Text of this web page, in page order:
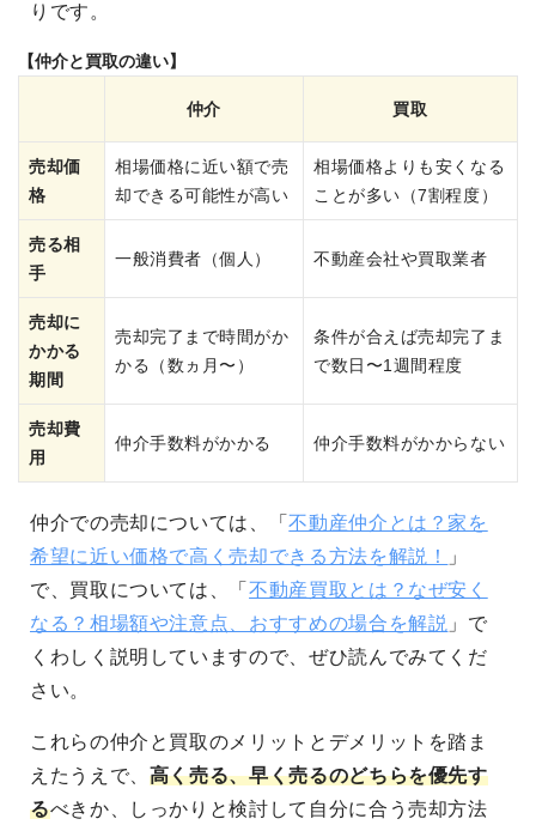
りです。
【仲介と買取の違い】
仲介 買取
売却価
格
相場価格に近い額で売
却できる可能性が高い
相場価格よりも安くなる
ことが多い（7割程度）
売る相
手
一般消費者（個人） 不動産会社や買取業者
売却に
かかる
期間
売却完了まで時間がか
かる（数ヵ月〜）
条件が合えば売却完了ま
で数日〜1週間程度
売却費
用
仲介手数料がかかる 仲介手数料がかからない
仲介での売却については、「不動産仲介とは？家を
希望に近い価格で高く売却できる方法を解説！
」
で、買取については、「不動産買取とは？なぜ安く
なる？相場額や注意点、おすすめの場合を解説 」で
くわしく説明していますので、ぜひ読んでみてくだ
さい。
これらの仲介と買取のメリットとデメリットを踏ま
えたうえで、 高く売る、早く売るのどちらを優先す
るべきか、しっかりと検討して自分に合う売却方法